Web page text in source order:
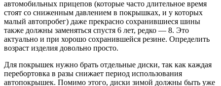
автомобильных прицепов (которые часто длительное время
стоят со сниженным давлением в покрышках, и у которых
малый автопробег) даже прекрасно сохранившиеся шины
также должны заменяться спустя 6 лет, редко — 8. Это
актуально и при хорошо сохранившейся резине. Определить
возраст изделия довольно просто.
Для покрышек нужно брать отдельные диски, так как каждая
перебортовка в разы снижает период использования
автопокрышек. Помимо этого, диски зимой должны быть уже